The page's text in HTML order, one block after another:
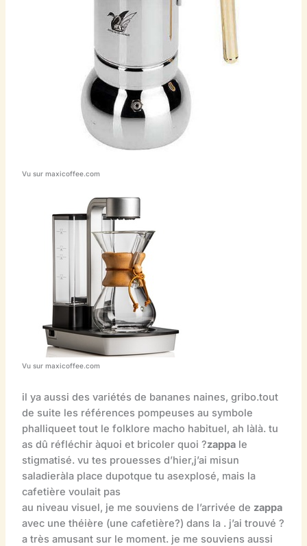
Vu sur maxicoffee.com
Vu sur maxicoffee.com
il ya aussi des variétés de bananes naines, gribo.tout
de suite les références pompeuses au symbole
phalliqueet tout le folklore macho habituel, ah làlà. tu
as dû réfléchir àquoi et bricoler quoi ?zappale
stigmatisé. vu tes prouesses d’hier,j’ai misun
saladieràla place dupotque tu asexplosé, mais la
cafetière voulait pas
au niveau visuel, je me souviens de l’arrivée de zappa
avec une théière (une cafetière?) dans la . j’ai trouvé ?
a très amusant sur le moment. je me souviens aussi